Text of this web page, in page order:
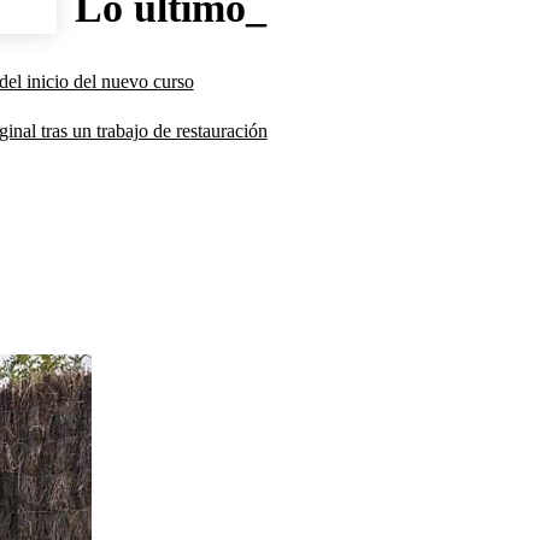
inicio del nuevo curso
tras un trabajo de restauración